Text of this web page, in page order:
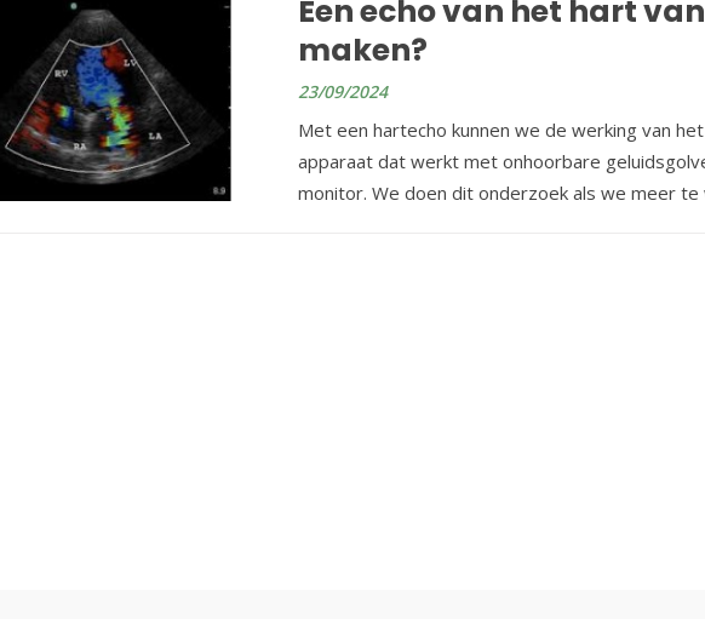
Een echo van het hart
maken?
23/09/2024
Met een hartecho kunnen we de werking van
apparaat dat werkt met onhoorbare
monitor. We doen dit onderzoek als we meer